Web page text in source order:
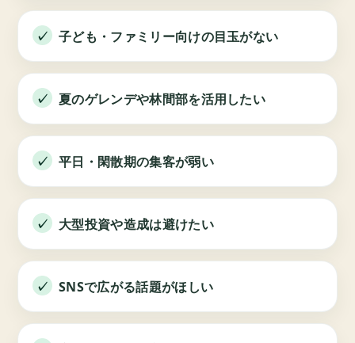
子ども・ファミリー向けの目玉がない
夏のゲレンデや林間部を活用したい
平日・閑散期の集客が弱い
大型投資や造成は避けたい
SNSで広がる話題がほしい